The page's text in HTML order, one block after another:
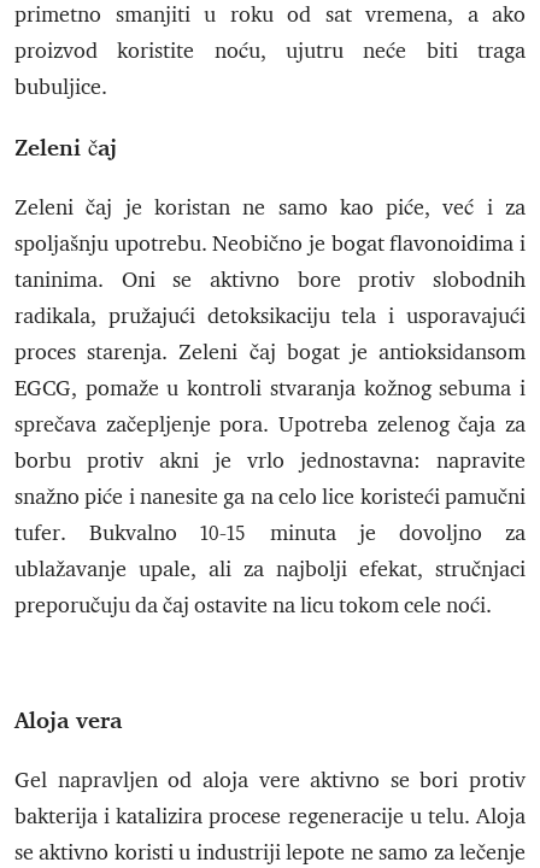
primetno smanjiti u roku od sat vremena, a ako
proizvod koristite noću, ujutru neće biti traga
bubuljice.
Zeleni čaj
Zeleni čaj je koristan ne samo kao piće, već i za
spoljašnju upotrebu. Neobično je bogat flavonoidima i
taninima. Oni se aktivno bore protiv slobodnih
radikala, pružajući detoksikaciju tela i usporavajući
proces starenja. Zeleni čaj bogat je antioksidansom
EGCG, pomaže u kontroli stvaranja kožnog sebuma i
sprečava začepljenje pora. Upotreba zelenog čaja za
borbu protiv akni je vrlo jednostavna: napravite
snažno piće i nanesite ga na celo lice koristeći pamučni
tufer. Bukvalno 10-15 minuta je dovoljno za
ublažavanje upale, ali za najbolji efekat, stručnjaci
preporučuju da čaj ostavite na licu tokom cele noći.
Aloja vera
Gel napravljen od aloja vere aktivno se bori protiv
bakterija i katalizira procese regeneracije u telu. Aloja
se aktivno koristi u industriji lepote ne samo za lečenje